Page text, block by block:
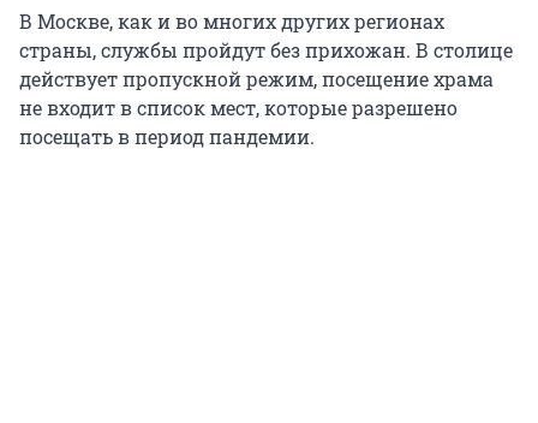
В Москве, как и во многих других регионах
страны, службы пройдут без прихожан. В столице
действует пропускной режим, посещение храма
не входит в список мест, которые разрешено
посещать в период пандемии.